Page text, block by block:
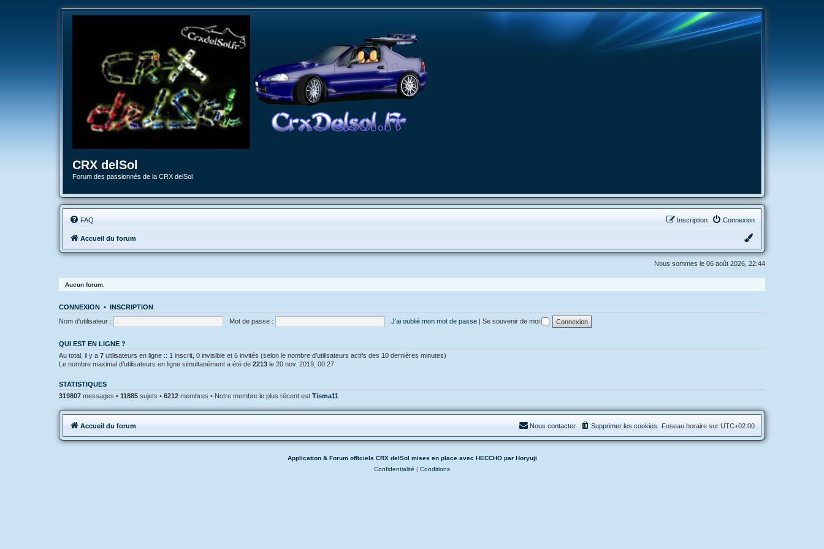
CRX delSol
Forum des passionnés de la CRX delSol
FAQ Connexion
Inscription
Accueil du forum
Nous sommes le 06 août 2026, 22:44
Aucun forum.
CONNEXION • INSCRIPTION
Nom d’utilisateur :
Mot de passe : J’ai oublié mon mot de passe | Se souvenir de moi
QUI EST EN LIGNE ?
Au total, il y a 7 utilisateurs en ligne :: 1 inscrit, 0 invisible et 6 invités (selon le nombre d’utilisateurs actifs des 10 dernières minutes)
Le nombre maximal d’utilisateurs en ligne simultanément a été de 2213 le 20 nov. 2019, 00:27
STATISTIQUES
319807 messages • 11885 sujets • 6212 membres • Notre membre le plus récent est Tisma11
Accueil du forum Fuseau horaire sur UTC+02:00
Supprimer les cookies
Nous contacter
Application & Forum officiels CRX delSol mises en place avec HECCHO par Horyuji
Confidentialité
Conditions